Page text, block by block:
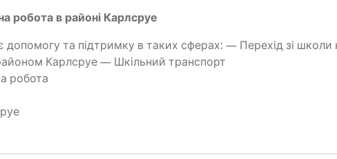
робо­та в райо­ні Карлсруе
та під­трим­ку в таких сфе­рах: — Пере­хід зі шко­ли
Карл­сруе — Шкіль­ний транспорт
робота